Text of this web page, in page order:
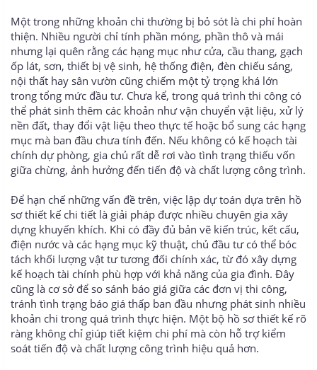
Một trong những khoản chi thường bị bỏ sót là chi phí hoàn
thiện. Nhiều người chỉ tính phần móng, phần thô và mái
nhưng lại quên rằng các hạng mục như cửa, cầu thang, gạch
ốp lát, sơn, thiết bị vệ sinh, hệ thống điện, đèn chiếu sáng,
nội thất hay sân vườn cũng chiếm một tỷ trọng khá lớn
trong tổng mức đầu tư. Chưa kể, trong quá trình thi công có
thể phát sinh thêm các khoản như vận chuyển vật liệu, xử lý
nền đất, thay đổi vật liệu theo thực tế hoặc bổ sung các hạng
mục mà ban đầu chưa tính đến. Nếu không có kế hoạch tài
chính dự phòng, gia chủ rất dễ rơi vào tình trạng thiếu vốn
giữa chừng, ảnh hưởng đến tiến độ và chất lượng công trình.
Để hạn chế những vấn đề trên, việc lập dự toán dựa trên hồ
sơ thiết kế chi tiết là giải pháp được nhiều chuyên gia xây
dựng khuyến khích. Khi có đầy đủ bản vẽ kiến trúc, kết cấu,
điện nước và các hạng mục kỹ thuật, chủ đầu tư có thể bóc
tách khối lượng vật tư tương đối chính xác, từ đó xây dựng
kế hoạch tài chính phù hợp với khả năng của gia đình. Đây
cũng là cơ sở để so sánh báo giá giữa các đơn vị thi công,
tránh tình trạng báo giá thấp ban đầu nhưng phát sinh nhiều
khoản chi trong quá trình thực hiện. Một bộ hồ sơ thiết kế rõ
ràng không chỉ giúp tiết kiệm chi phí mà còn hỗ trợ kiểm
soát tiến độ và chất lượng công trình hiệu quả hơn.